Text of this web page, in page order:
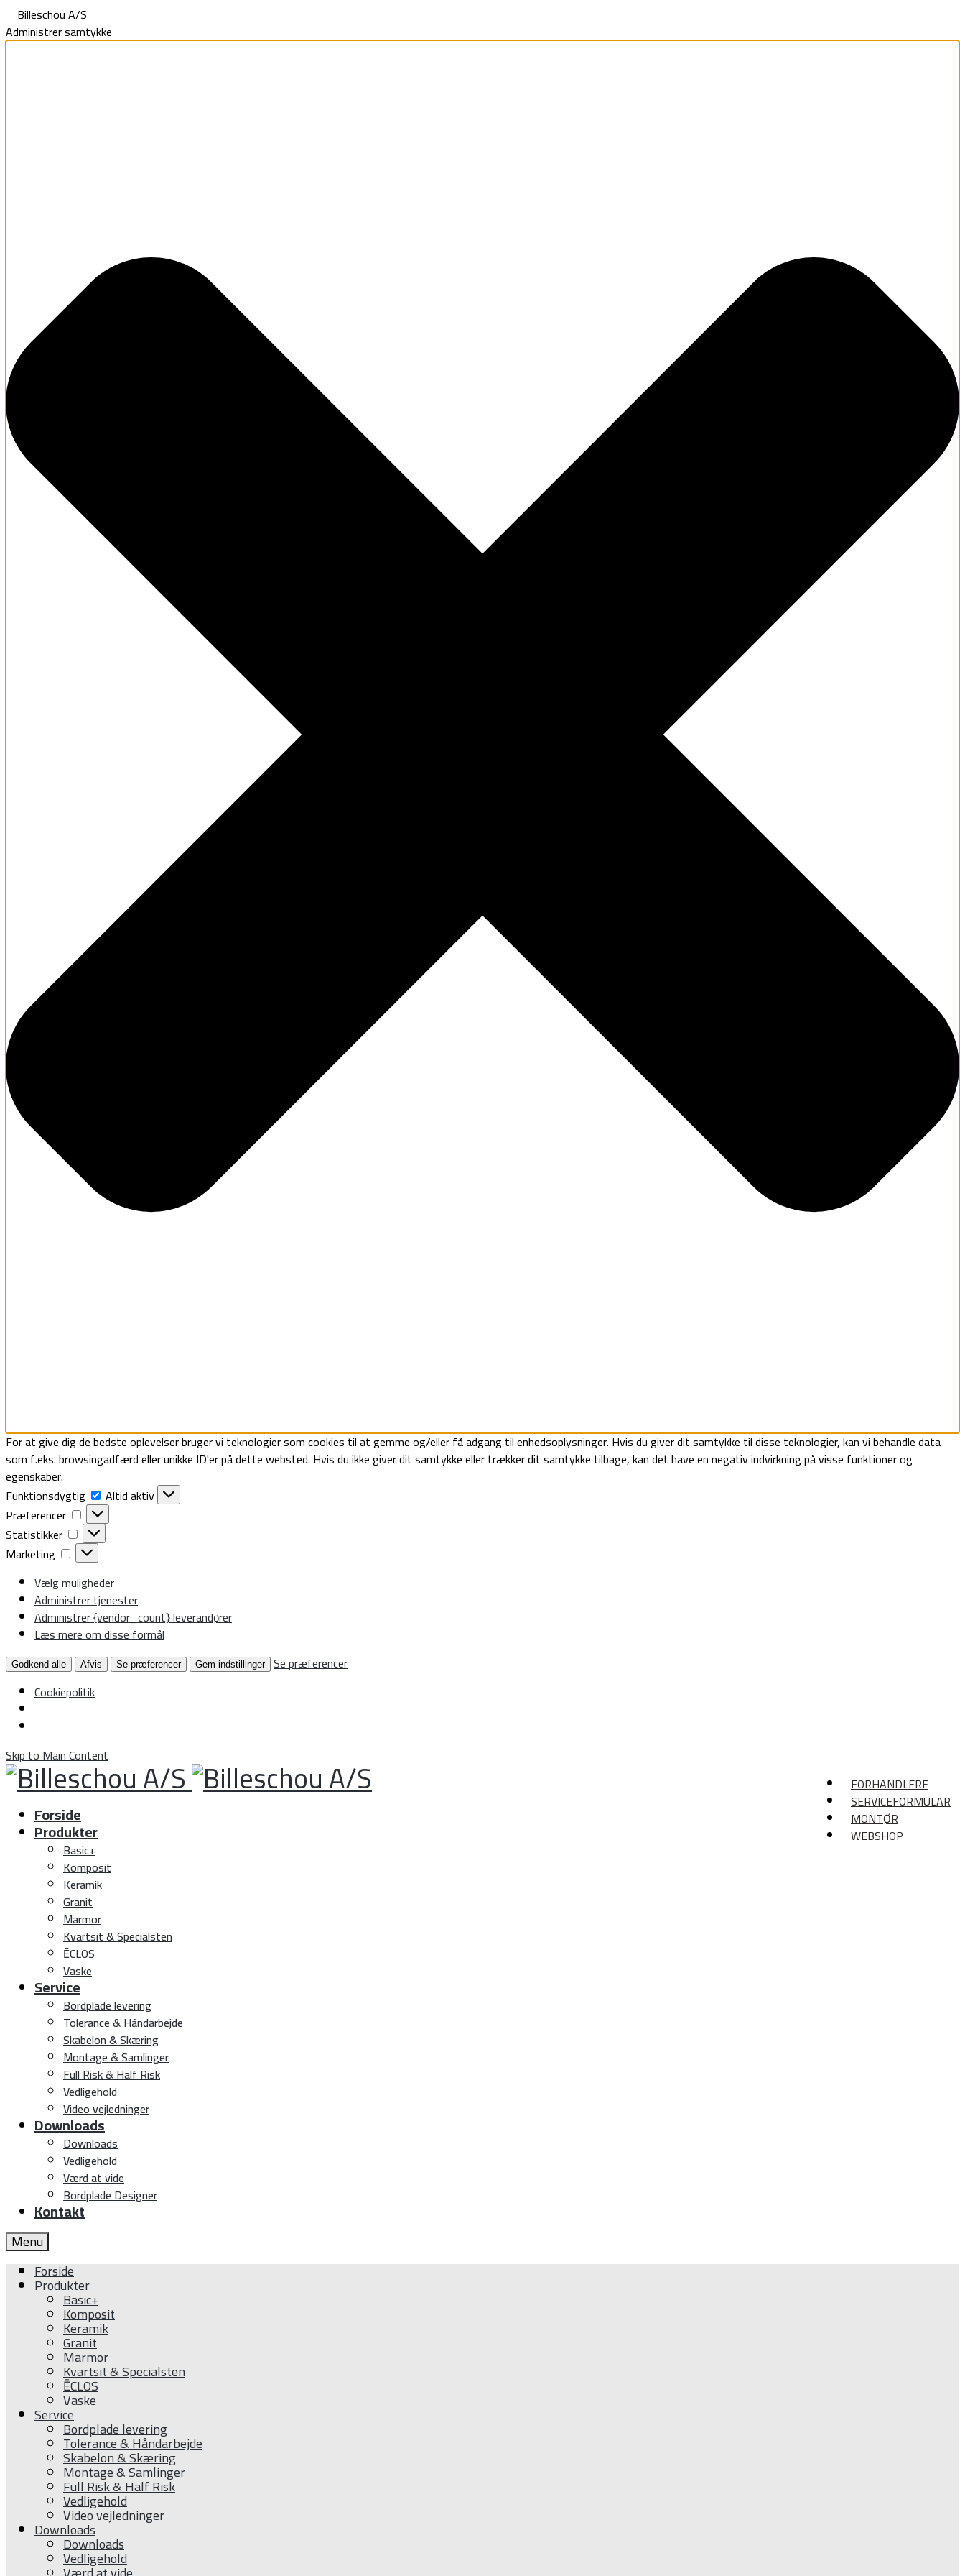
Administrer samtykke
For at give dig de bedste oplevelser bruger vi teknologier som cookies til at gemme og/eller få adgang til enhedsoplysninger. Hvis du giver dit samtykke til disse teknologier, kan vi behandle data
som f.eks. browsingadfærd eller unikke ID'er på dette websted. Hvis du ikke giver dit samtykke eller trækker dit samtykke tilbage, kan det have en negativ indvirkning på visse funktioner og
egenskaber.
Funktionsdygtig
Funktionsdygtig
Altid aktiv
Præferencer
Præferencer
Statistikker
Statistikker
Marketing
Marketing
Vælg muligheder
Administrer tjenester
Administrer {vendor_count} leverandører
Læs mere om disse formål
Godkend alle Afvis Se præferencer Gem indstillinger
Se præferencer
Cookiepolitik
Skip to Main Content
FORHANDLERE
SERVICEFORMULAR
MONTØR
WEBSHOP
Forside
Produkter
Basic+
Komposit
Keramik
Granit
Marmor
Kvartsit & Specialsten
ĒCLOS
Vaske
Service
Bordplade levering
Tolerance & Håndarbejde
Skabelon & Skæring
Montage & Samlinger
Full Risk & Half Risk
Vedligehold
Video vejledninger
Downloads
Downloads
Vedligehold
Værd at vide
Bordplade Designer
Kontakt
Menu
Forside
Produkter
Basic+
Komposit
Keramik
Granit
Marmor
Kvartsit & Specialsten
ĒCLOS
Vaske
Service
Bordplade levering
Tolerance & Håndarbejde
Skabelon & Skæring
Montage & Samlinger
Full Risk & Half Risk
Vedligehold
Video vejledninger
Downloads
Downloads
Vedligehold